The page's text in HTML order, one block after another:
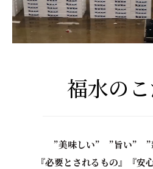
福水の
”美味しい” ”旨い” ”
『必要とされるもの』『安